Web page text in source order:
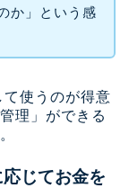
か」という感
て使うのが得意
理」ができる
じてお金を